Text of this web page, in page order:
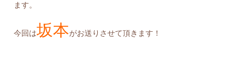
ます。
今回は坂本がお送りさせて頂きます！